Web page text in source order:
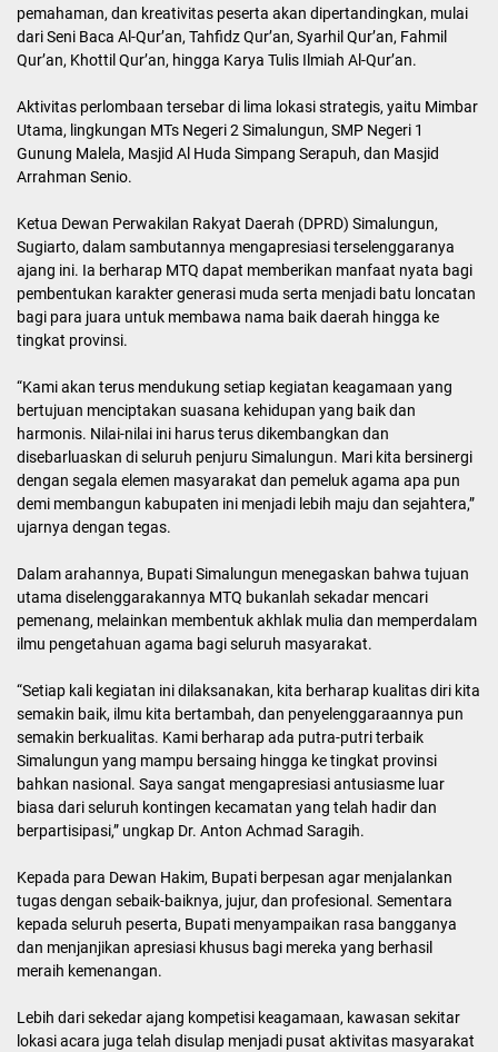
pemahaman, dan kreativitas peserta akan dipertandingkan, mulai
dari Seni Baca Al-Qur’an, Tahfidz Qur’an, Syarhil Qur’an, Fahmil
Qur’an, Khottil Qur’an, hingga Karya Tulis Ilmiah Al-Qur’an.
Aktivitas perlombaan tersebar di lima lokasi strategis, yaitu Mimbar
Utama, lingkungan MTs Negeri 2 Simalungun, SMP Negeri 1
Gunung Malela, Masjid Al Huda Simpang Serapuh, dan Masjid
Arrahman Senio.
Ketua Dewan Perwakilan Rakyat Daerah (DPRD) Simalungun,
Sugiarto, dalam sambutannya mengapresiasi terselenggaranya
ajang ini. Ia berharap MTQ dapat memberikan manfaat nyata bagi
pembentukan karakter generasi muda serta menjadi batu loncatan
bagi para juara untuk membawa nama baik daerah hingga ke
tingkat provinsi.
“Kami akan terus mendukung setiap kegiatan keagamaan yang
bertujuan menciptakan suasana kehidupan yang baik dan
harmonis. Nilai-nilai ini harus terus dikembangkan dan
disebarluaskan di seluruh penjuru Simalungun. Mari kita bersinergi
dengan segala elemen masyarakat dan pemeluk agama apa pun
demi membangun kabupaten ini menjadi lebih maju dan sejahtera,”
ujarnya dengan tegas.
Dalam arahannya, Bupati Simalungun menegaskan bahwa tujuan
utama diselenggarakannya MTQ bukanlah sekadar mencari
pemenang, melainkan membentuk akhlak mulia dan memperdalam
ilmu pengetahuan agama bagi seluruh masyarakat.
“Setiap kali kegiatan ini dilaksanakan, kita berharap kualitas diri kita
semakin baik, ilmu kita bertambah, dan penyelenggaraannya pun
semakin berkualitas. Kami berharap ada putra-putri terbaik
Simalungun yang mampu bersaing hingga ke tingkat provinsi
bahkan nasional. Saya sangat mengapresiasi antusiasme luar
biasa dari seluruh kontingen kecamatan yang telah hadir dan
berpartisipasi,” ungkap Dr. Anton Achmad Saragih.
Kepada para Dewan Hakim, Bupati berpesan agar menjalankan
tugas dengan sebaik-baiknya, jujur, dan profesional. Sementara
kepada seluruh peserta, Bupati menyampaikan rasa bangganya
dan menjanjikan apresiasi khusus bagi mereka yang berhasil
meraih kemenangan.
Lebih dari sekedar ajang kompetisi keagamaan, kawasan sekitar
lokasi acara juga telah disulap menjadi pusat aktivitas masyarakat